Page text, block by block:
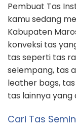
Pembuat Tas
kamu sedang
Kabupaten
konveksi tas
tas seperti tas
selempang, tas
leather bags,
tas lainnya yang
Cari Tas